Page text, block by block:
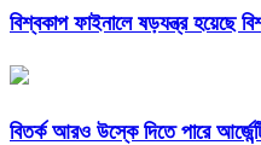
বিশ্বকাপ ফাইনালে ষড়যন্ত্র হয়েছে
বিতর্ক আরও উস্কে দিতে পারে